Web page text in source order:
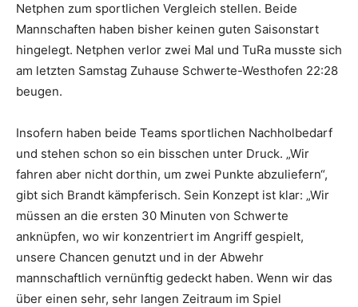
Netphen zum sportlichen Vergleich stellen. Beide
Mannschaften haben bisher keinen guten Saisonstart
hingelegt. Netphen verlor zwei Mal und TuRa musste sich
am letzten Samstag Zuhause Schwerte-Westhofen 22:28
beugen.
Insofern haben beide Teams sportlichen Nachholbedarf
und stehen schon so ein bisschen unter Druck. „Wir
fahren aber nicht dorthin, um zwei Punkte abzuliefern“,
gibt sich Brandt kämpferisch. Sein Konzept ist klar: „Wir
müssen an die ersten 30 Minuten von Schwerte
anknüpfen, wo wir konzentriert im Angriff gespielt,
unsere Chancen genutzt und in der Abwehr
mannschaftlich vernünftig gedeckt haben. Wenn wir das
über einen sehr, sehr langen Zeitraum im Spiel